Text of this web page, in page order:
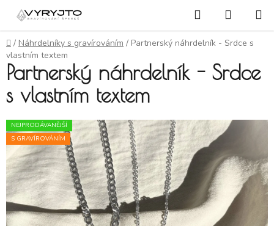
Přejít na obsah Hledat
Domů
/ Náhrdelníky s gravírováním / Partnerský náhrdelník - Srdce s
vlastním textem
Partnerský náhrdelník - Srdce
s vlastním textem
NEJPRODÁVANĚJŠÍ
S GRAVÍROVÁNÍM